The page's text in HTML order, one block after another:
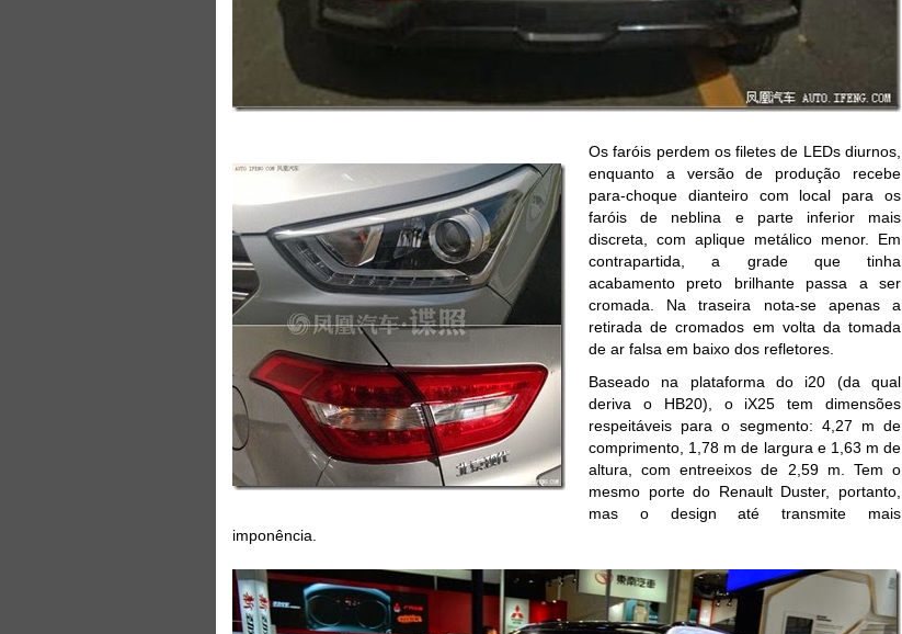
Os faróis perdem os filetes de LEDs diurnos,
enquanto a versão de produção recebe
para-choque dianteiro com local para os
faróis de neblina e parte inferior mais
discreta, com aplique metálico menor. Em
contrapartida, a grade que tinha
acabamento preto brilhante passa a ser
cromada. Na traseira nota-se apenas a
retirada de cromados em volta da tomada
de ar falsa em baixo dos refletores.
Baseado na plataforma do i20 (da qual
deriva o HB20), o iX25 tem dimensões
respeitáveis para o segmento: 4,27 m de
comprimento, 1,78 m de largura e 1,63 m de
altura, com entreeixos de 2,59 m. Tem o
mesmo porte do Renault Duster, portanto,
mas o design até transmite mais
imponência.